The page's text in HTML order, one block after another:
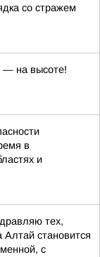
со стражем
— на высоте!
в
и
тех,
Алтай становится
с